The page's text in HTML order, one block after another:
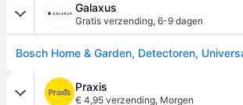
Galaxus
Gratis verzending, 6-9 dagen
Praxis
€ 4,95 verzending, Morgen